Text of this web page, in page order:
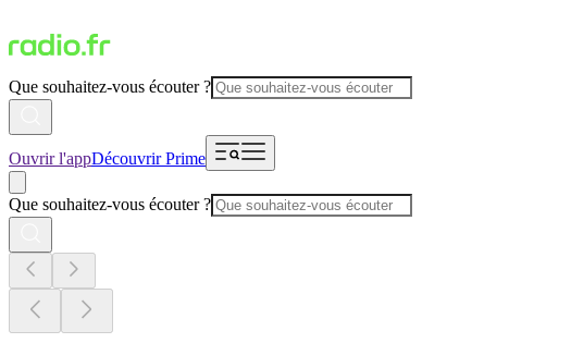
Que souhaitez-vous écouter ?
Ouvrir l'appDécouvrir Prime
Que souhaitez-vous écouter ?